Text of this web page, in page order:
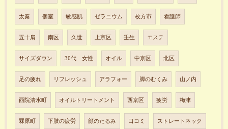
太秦 個室 敏感肌 ゼラニウム 枚方市 看護師
五十肩 南区 久世 上京区 壬生 エステ
サイズダウン 30代 女性 オイル 中京区 北区
足の疲れ リフレッシュ アラフォー 脚のむくみ 山ノ内
西院清水町 オイルトリートメント 西京区 疲労 梅津
罧原町 下肢の疲労 顔のたるみ 口コミ ストレートネック